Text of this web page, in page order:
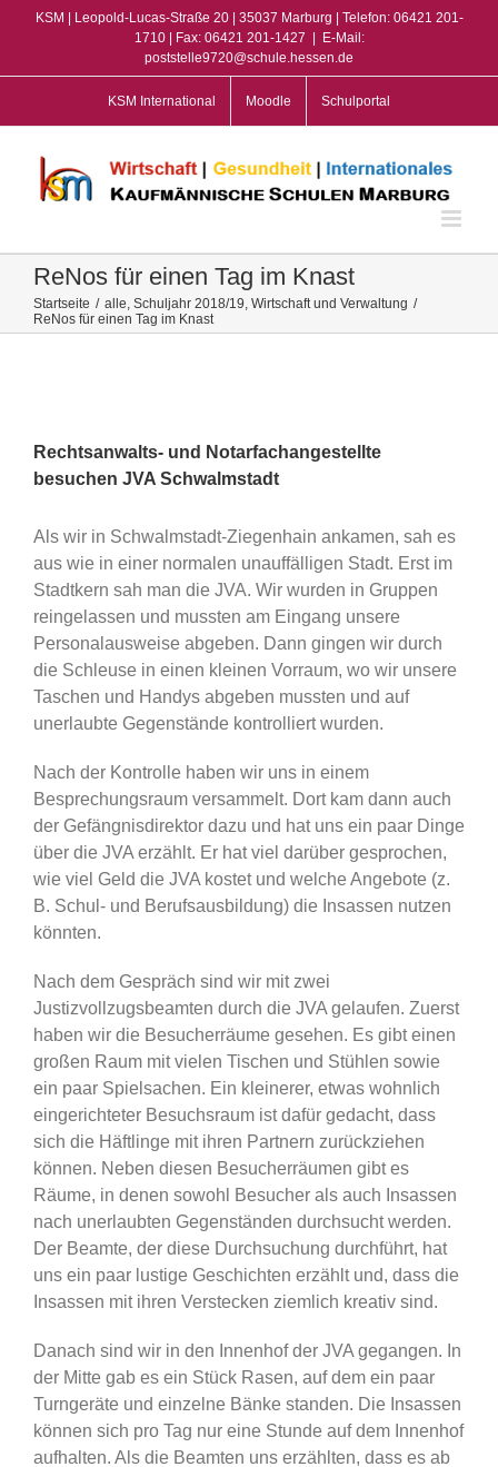
KSM | Leopold-Lucas-Straße 20 | 35037 Marburg | Telefon: 06421 201-
1710 | Fax: 06421 201-1427
E-Mail:
poststelle9720@schule.hessen.de
KSM International Moodle Schulportal
ReNos für einen Tag im Knast
Startseite / alle, Schuljahr 2018/19, Wirtschaft und Verwaltung /
ReNos für einen Tag im Knast
Rechtsanwalts- und Notarfachangestellte
besuchen JVA Schwalmstadt
Als wir in Schwalmstadt-Ziegenhain ankamen, sah es
aus wie in einer normalen unauffälligen Stadt. Erst im
Stadtkern sah man die JVA. Wir wurden in Gruppen
reingelassen und mussten am Eingang unsere
Personalausweise abgeben. Dann gingen wir durch
die Schleuse in einen kleinen Vorraum, wo wir unsere
Taschen und Handys abgeben mussten und auf
unerlaubte Gegenstände kontrolliert wurden.
Nach der Kontrolle haben wir uns in einem
Besprechungsraum versammelt. Dort kam dann auch
der Gefängnisdirektor dazu und hat uns ein paar Dinge
über die JVA erzählt. Er hat viel darüber gesprochen,
wie viel Geld die JVA kostet und welche Angebote (z.
B. Schul- und Berufsausbildung) die Insassen nutzen
könnten.
Nach dem Gespräch sind wir mit zwei
Justizvollzugsbeamten durch die JVA gelaufen. Zuerst
haben wir die Besucherräume gesehen. Es gibt einen
großen Raum mit vielen Tischen und Stühlen sowie
ein paar Spielsachen. Ein kleinerer, etwas wohnlich
eingerichteter Besuchsraum ist dafür gedacht, dass
sich die Häftlinge mit ihren Partnern zurückziehen
können. Neben diesen Besucherräumen gibt es
Räume, in denen sowohl Besucher als auch Insassen
nach unerlaubten Gegenständen durchsucht werden.
Der Beamte, der diese Durchsuchung durchführt, hat
uns ein paar lustige Geschichten erzählt und, dass die
Insassen mit ihren Verstecken ziemlich kreativ sind.
Danach sind wir in den Innenhof der JVA gegangen. In
der Mitte gab es ein Stück Rasen, auf dem ein paar
Turngeräte und einzelne Bänke standen. Die Insassen
können sich pro Tag nur eine Stunde auf dem Innenhof
aufhalten. Als die Beamten uns erzählten, dass es ab